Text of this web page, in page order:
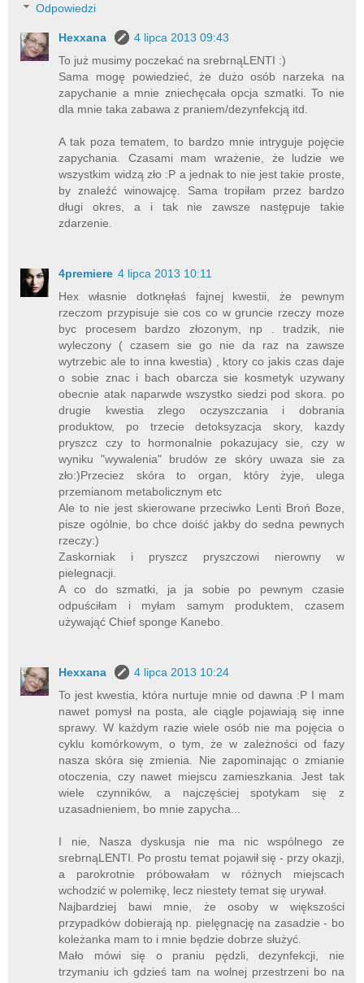
Odpowiedzi
Hexxana
4 lipca 2013 09:43
To już musimy poczekać na srebrnąLENTI :)
Sama mogę powiedzieć, że dużo osób narzeka na
zapychanie a mnie zniechęcała opcja szmatki. To nie
dla mnie taka zabawa z praniem/dezynfekcją itd.
A tak poza tematem, to bardzo mnie intryguje pojęcie
zapychania. Czasami mam wrażenie, że ludzie we
wszystkim widzą zło :P a jednak to nie jest takie proste,
by znaleźć winowajcę. Sama tropiłam przez bardzo
długi okres, a i tak nie zawsze następuje takie
zdarzenie.
4premiere 4 lipca 2013 10:11
Hex własnie dotknęłaś fajnej kwestii, że pewnym
rzeczom przypisuje sie cos co w gruncie rzeczy moze
byc procesem bardzo złozonym, np . tradzik, nie
wyleczony ( czasem sie go nie da raz na zawsze
wytrzebic ale to inna kwestia) , ktory co jakis czas daje
o sobie znac i bach obarcza sie kosmetyk uzywany
obecnie atak naparwde wszystko siedzi pod skora. po
drugie kwestia zlego oczyszczania i dobrania
produktow, po trzecie detoksyzacja skory, kazdy
pryszcz czy to hormonalnie pokazujacy sie, czy w
wyniku "wywalenia" brudów ze skóry uwaza sie za
zło:)Przeciez skóra to organ, który żyje, ulega
przemianom metabolicznym etc
Ale to nie jest skierowane przeciwko Lenti Broń Boze,
pisze ogólnie, bo chce doiść jakby do sedna pewnych
rzeczy:)
Zaskorniak i pryszcz pryszczowi nierowny w
pielegnacji.
A co do szmatki, ja ja sobie po pewnym czasie
odpuściłam i myłam samym produktem, czasem
używająć Chief sponge Kanebo.
Hexxana
4 lipca 2013 10:24
To jest kwestia, która nurtuje mnie od dawna :P I mam
nawet pomysł na posta, ale ciągle pojawiają się inne
sprawy. W każdym razie wiele osób nie ma pojęcia o
cyklu komórkowym, o tym, że w zależności od fazy
nasza skóra się zmienia. Nie zapominając o zmianie
otoczenia, czy nawet miejscu zamieszkania. Jest tak
wiele czynników, a najczęściej spotykam się z
uzasadnieniem, bo mnie zapycha...
I nie, Nasza dyskusja nie ma nic wspólnego ze
srebrnąLENTI. Po prostu temat pojawił się - przy okazji,
a parokrotnie próbowałam w różnych miejscach
wchodzić w polemikę, lecz niestety temat się urywał.
Najbardziej bawi mnie, że osoby w większości
przypadków dobierają np. pielęgnację na zasadzie - bo
koleżanka mam to i mnie będzie dobrze służyć.
Mało mówi się o praniu pędzli, dezynfekcji, nie
trzymaniu ich gdzieś tam na wolnej przestrzeni bo na